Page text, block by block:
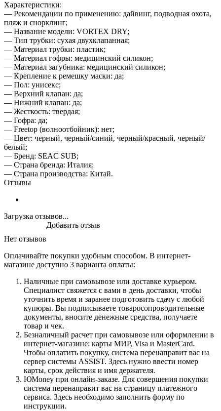
Характеристики:
— Рекомендации по применению: дайвинг, подводная охота,
пляж и снорклинг;
— Название модели: VORTEX DRY;
— Тип трубки: сухая двухклапанная;
— Материал трубки: пластик;
— Материал гофры: медицинский силикон;
— Материал загубника: медицинский силикон;
— Крепление к ремешку маски: да;
— Пол: унисекс;
— Верхний клапан: да;
— Нижний клапан: да;
— Жесткость: твердая;
— Гофра: да;
— Freetop (волноотбойник): нет;
— Цвет: черный, черный/синий, черный/красный, черный/
белый;
— Бренд: SEAC SUB;
— Страна бренда: Италия;
— Страна производства: Китай.
Отзывы
Загрузка отзывов...
Нет отзывов
Добавить отзыв
Оплачивайте покупки удобным способом. В интернет-
магазине доступно 3 варианта оплаты:
Наличные при самовывозе или доставке курьером.
Специалист свяжется с вами в день доставки, чтобы
уточнить время и заранее подготовить сдачу с любой
купюры. Вы подписываете товаросопроводительные
документы, вносите денежные средства, получаете
товар и чек.
Безналичный расчет при самовывозе или оформлении в
интернет-магазине: карты МИР, Visa и MasterCard.
Чтобы оплатить покупку, система перенаправит вас на
сервер системы ASSIST. Здесь нужно ввести номер
карты, срок действия и имя держателя.
ЮMoney при онлайн-заказе. Для совершения покупки
система перенаправит вас на страницу платежного
сервиса. Здесь необходимо заполнить форму по
инструкции.